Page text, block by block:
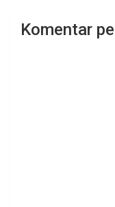
Komentar